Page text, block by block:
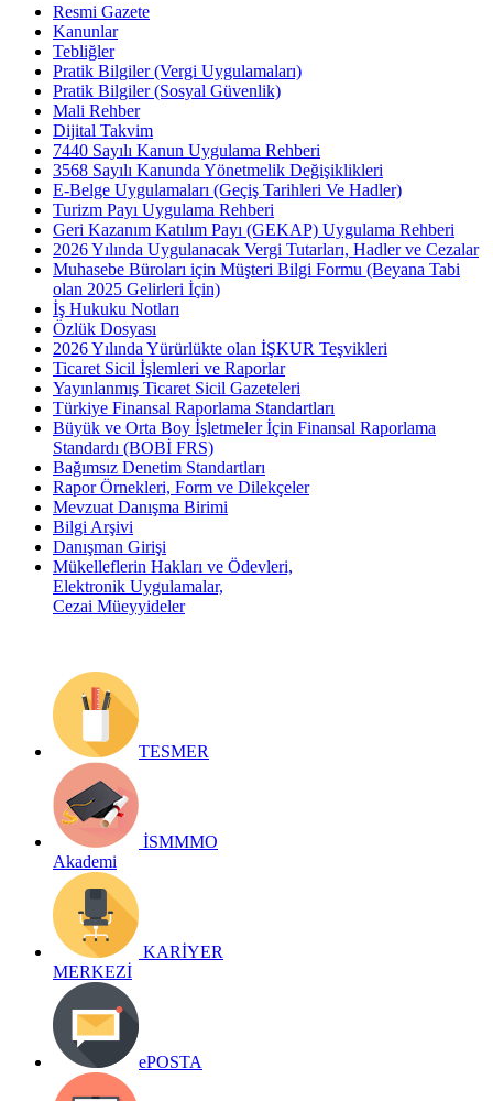
Resmi Gazete
Kanunlar
Tebliğler
Pratik Bilgiler (Vergi Uygulamaları)
Pratik Bilgiler (Sosyal Güvenlik)
Mali Rehber
Dijital Takvim
7440 Sayılı Kanun Uygulama Rehberi
3568 Sayılı Kanunda Yönetmelik Değişiklikleri
E-Belge Uygulamaları (Geçiş Tarihleri Ve Hadler)
Turizm Payı Uygulama Rehberi
Geri Kazanım Katılım Payı (GEKAP) Uygulama Rehberi
2026 Yılında Uygulanacak Vergi Tutarları, Hadler ve Cezalar
Muhasebe Büroları için Müşteri Bilgi Formu (Beyana Tabi
olan 2025 Gelirleri İçin)
İş Hukuku Notları
Özlük Dosyası
2026 Yılında Yürürlükte olan İŞKUR Teşvikleri
Ticaret Sicil İşlemleri ve Raporlar
Yayınlanmış Ticaret Sicil Gazeteleri
Türkiye Finansal Raporlama Standartları
Büyük ve Orta Boy İşletmeler İçin Finansal Raporlama
Standardı (BOBİ FRS)
Bağımsız Denetim Standartları
Rapor Örnekleri, Form ve Dilekçeler
Mevzuat Danışma Birimi
Bilgi Arşivi
Danışman Girişi
Mükelleflerin Hakları ve Ödevleri,
Elektronik Uygulamalar,
Cezai Müeyyideler
TESMER
İSMMMO
Akademi
KARİYER
MERKEZİ
ePOSTA